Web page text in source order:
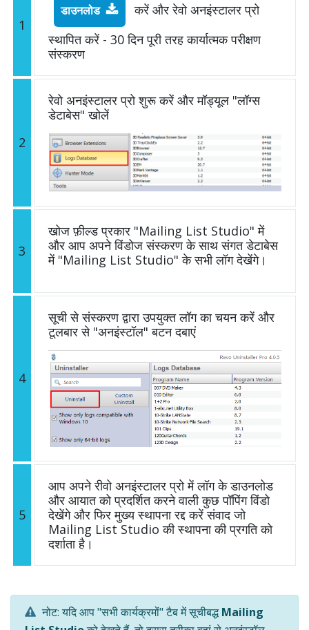
1
डाउनलोड
करें और रेवो अनइंस्टालर प्रो
स्थापित करें - 30 दिन पूरी तरह कार्यात्मक परीक्षण
संस्करण
2
रेवो अनइंस्टालर प्रो शुरू करें और मॉड्यूल "लॉग्स
डेटाबेस" खोलें
3
खोज फ़ील्ड प्रकार "Mailing List Studio" में
और आप अपने विंडोज संस्करण के साथ संगत डेटाबेस
में "Mailing List Studio" के सभी लॉग देखेंगे।
4
सूची से संस्करण द्वारा उपयुक्त लॉग का चयन करें और
टूलबार से "अनइंस्टॉल" बटन दबाएं
5
आप अपने रीवो अनइंस्टालर प्रो में लॉग के डाउनलोड
और आयात को प्रदर्शित करने वाली कुछ पॉपिंग विंडो
देखेंगे और फिर मुख्य स्थापना रद्द करें संवाद जो
Mailing List Studio की स्थापना की प्रगति को
दर्शाता है।
नोट: यदि आप "सभी कार्यक्रमों" टैब में सूचीबद्धMailing